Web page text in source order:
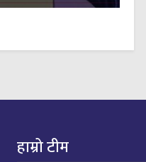
हाम्रो टीम